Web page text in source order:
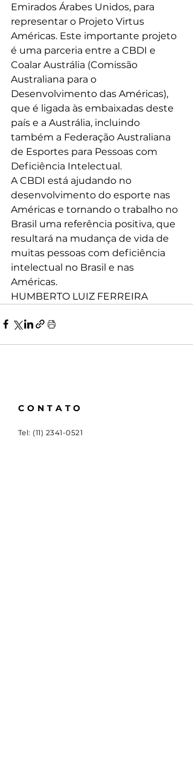
Emirados Árabes Unidos, para
representar o Projeto Virtus
Américas. Este importante projeto
é uma parceria entre a CBDI e
Coalar Austrália (Comissão
Australiana para o
Desenvolvimento das Américas),
que é ligada às embaixadas deste
país e a Austrália, incluindo
também a Federação Australiana
de Esportes para Pessoas com
Deficiência Intelectual.
A CBDI está ajudando no
desenvolvimento do esporte nas
Américas e tornando o trabalho no
Brasil uma referência positiva, que
resultará na mudança de vida de
muitas pessoas com deficiência
intelectual no Brasil e nas
Américas.
HUMBERTO LUIZ FERREIRA
CONTATO
Tel: (11) 2341-0521